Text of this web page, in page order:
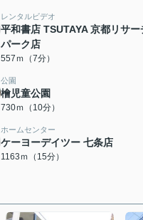
レンタルビデオ
平和書店 TSUTAYA 京都リサー
パーク店
557ｍ（7分）
公園
檜児童公園
730ｍ（10分）
ホームセンター
ケーヨーデイツー 七条店
1163ｍ（15分）